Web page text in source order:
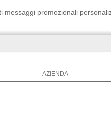
promozionali
AZIENDA